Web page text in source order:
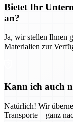
Bietet Ihr
an?
Ja, wir stellen Ihnen
Materialien zur
Kann ich auch
Natürlich! Wir
Transporte – ganz